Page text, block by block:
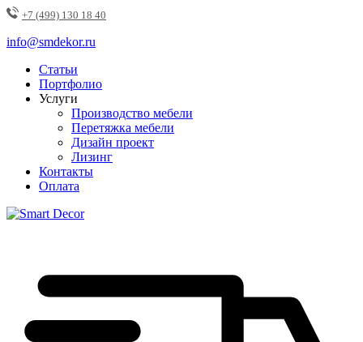
+7 (499) 130 18 40
info@smdekor.ru
Статьи
Портфолио
Услуги
Производство мебели
Перетяжка мебели
Дизайн проект
Лизинг
Контакты
Оплата